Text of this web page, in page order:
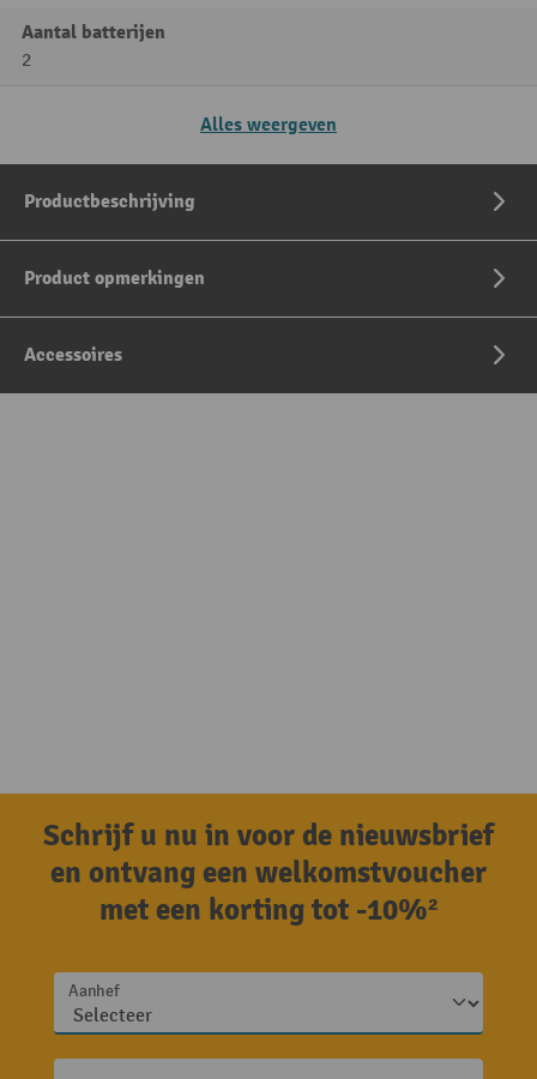
Aantal batterijen
2
Alles weergeven
Productbeschrijving
Product opmerkingen
Accessoires
Schrijf u nu in voor de nieuwsbrief
en ontvang een welkomstvoucher
met een korting tot -10%²
Aanhef